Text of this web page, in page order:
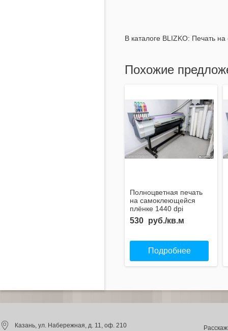
В каталоге BLIZKO: Печать на
Похожие
Полноцветная печать
на самоклеющейся
плёнке 1440 dpi
530 руб./кв.м
Подробнее
Казань, ул. Набережная, д. 11, оф. 210